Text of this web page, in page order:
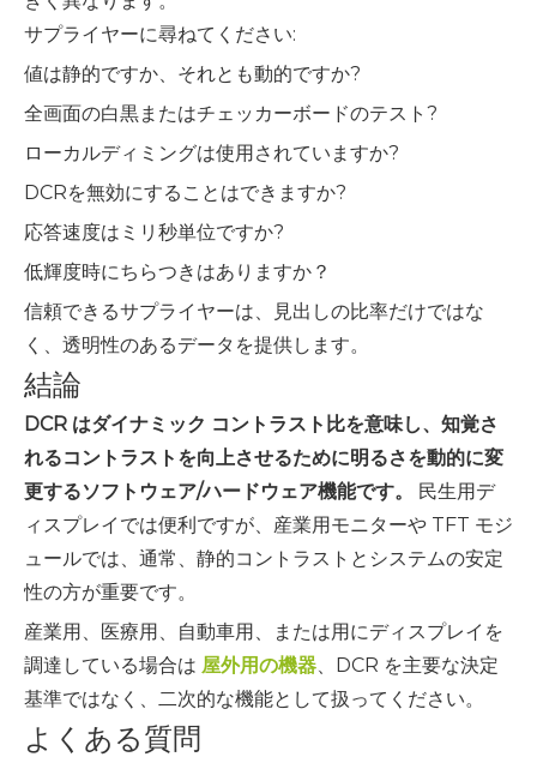
サプライヤーに尋ねてください:
値は静的ですか、それとも動的ですか?
全画面の白黒またはチェッカーボードのテスト?
ローカルディミングは使用されていますか?
DCRを無効にすることはできますか?
応答速度はミリ秒単位ですか?
低輝度時にちらつきはありますか？
信頼できるサプライヤーは、見出しの比率だけではな
く、透明性のあるデータを提供します。
結論
DCR はダイナミック コントラスト比を意味し、知覚さ
れるコントラストを向上させるために明るさを動的に変
更するソフトウェア/ハードウェア機能です。
民生用デ
ィスプレイでは便利ですが、産業用モニターや TFT モジ
ュールでは、通常、静的コントラストとシステムの安定
性の方が重要です。
産業用、医療用、自動車用、または用にディスプレイを
調達している場合は 屋外用の機器、DCR を主要な決定
基準ではなく、二次的な機能として扱ってください。
よくある質問